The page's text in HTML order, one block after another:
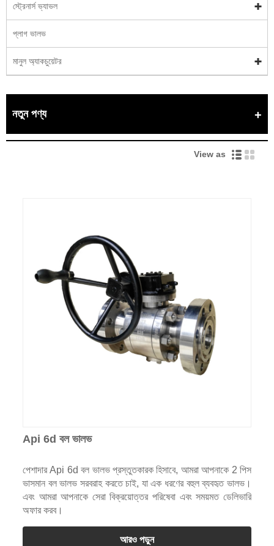
স্ট্রেনার্স ভ্যাভল
প্লাগ ভালভ
মানুল অ্যাকচুয়েটর
নতুন পণ্য
View as
Api 6d বল ভালভ
পেশাদার Api 6d বল ভালভ প্রস্তুতকারক হিসাবে, আমরা আপনাকে 2 পিস
ভাসমান বল ভালভ সরবরাহ করতে চাই, যা এক ধরণের বহুল ব্যবহৃত ভালভ।
এবং আমরা আপনাকে সেরা বিক্রয়োত্তর পরিষেবা এবং সময়মত ডেলিভারি
অফার করব।
আরও পড়ুন